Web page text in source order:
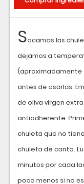
Sacamos las
dejamos a
(aproximadamente
antes de asarlas.
de oliva virgen
antiadherente.
chuleta que no
chuleta de canto.
minutos por cada
poco menos si no